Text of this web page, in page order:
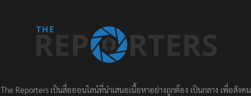
The Reporters เป็นสื่อออนไลน์ที่นำเสนอเนื้อหาอย่างถูกต้อง เป็นกลาง เพื่อสังคม